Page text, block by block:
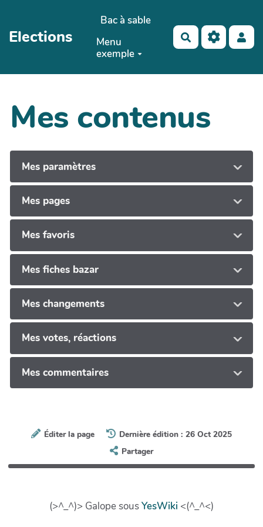
Aller au contenu principal
Elections
Bac à sable
Menu
exemple
Rechercher
Mes contenus
Mes paramètres
Mes pages
Mes favoris
Mes fiches bazar
Mes changements
Mes votes, réactions
Mes commentaires
Éditer la page
Dernière édition : 26 Oct 2025
Partager
(>^_^)> Galope sousYesWiki <(^_^<)